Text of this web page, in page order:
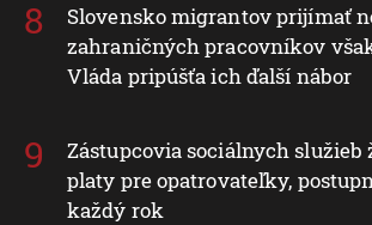
Slovensko migrantov prijímať
zahraničných pracovníkov
Vláda pripúšťa ich ďalší nábor
Zástupcovia sociálnych služieb
platy pre opatrovateľky,
každý rok